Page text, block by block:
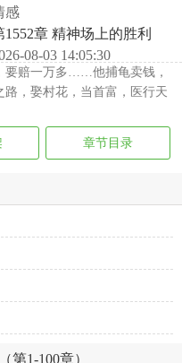
感
1552章 精神场上的胜利
08-03 14:05:30
要赔一万多……他捕龟卖钱，
，娶村花，当首富，医行天
章节目录
第1-100章）